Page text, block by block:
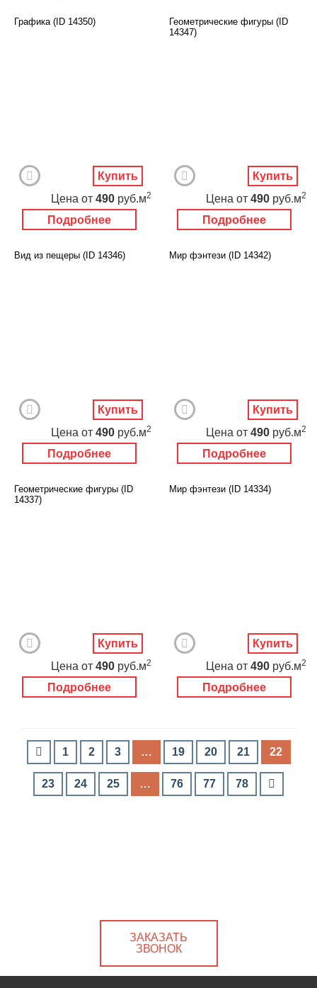
Графика (ID 14350)
Подробнее
Цена от 490 руб.м2
Купить
Геометрические фигуры (ID
14347)
Подробнее
Цена от 490 руб.м2
Купить
Вид из пещеры (ID 14346)
Подробнее
Цена от 490 руб.м2
Купить
Мир фэнтези (ID 14342)
Подробнее
Цена от 490 руб.м2
Купить
Геометрические фигуры (ID
14337)
Подробнее
Цена от 490 руб.м2
Купить
Мир фэнтези (ID 14334)
Подробнее
Цена от 490 руб.м2
Купить
1 2 3 … 19 20 21 22
23 24 25 … 76 77 78
ЗАКАЗАТЬ
ЗВОНОК